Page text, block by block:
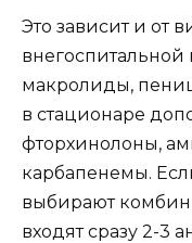
Это зависит и от
макролиды,
в стационаре
фторхинолоны,
карбапенемы.
выбирают
входят сразу 2-3